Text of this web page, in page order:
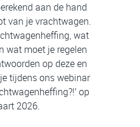
aan de hand
van je vrachtwagen.
wat
wat moet je regelen
op deze en
tijdens ons webinar
op
2026.